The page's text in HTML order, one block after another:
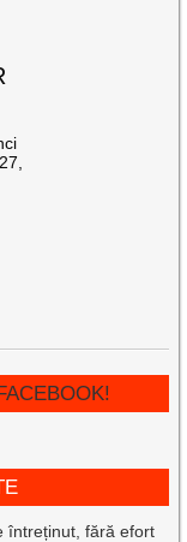
întreținut, fără efort